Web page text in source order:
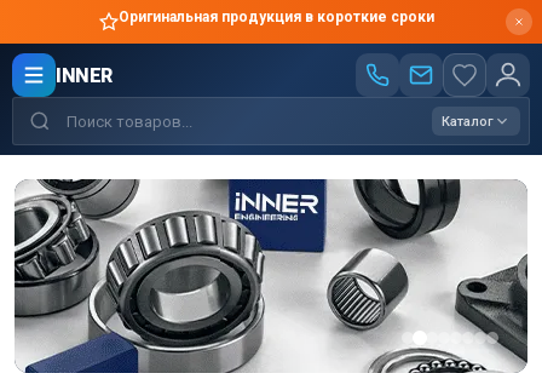
Оригинальная продукция в короткие сроки
INNER
Каталог